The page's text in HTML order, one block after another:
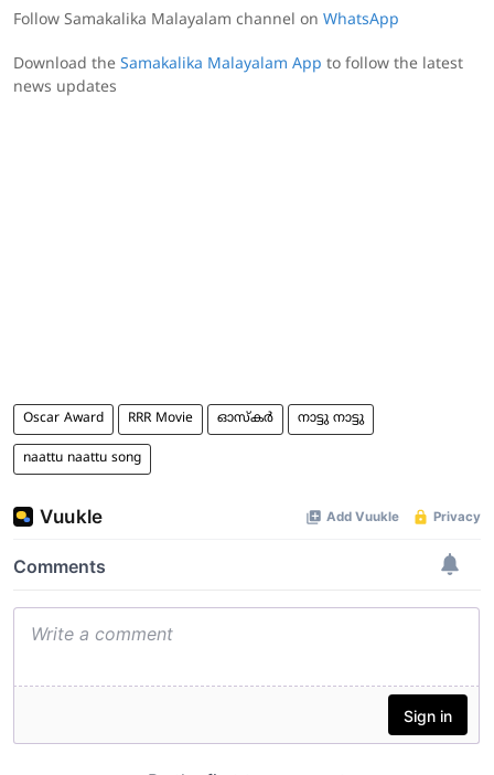
Follow Samakalika Malayalam channel on WhatsApp
Download the Samakalika Malayalam App to follow the latest
news updates
Oscar Award RRR Movie ഓസ്‌കർ നാട്ടു നാട്ടു
naattu naattu song